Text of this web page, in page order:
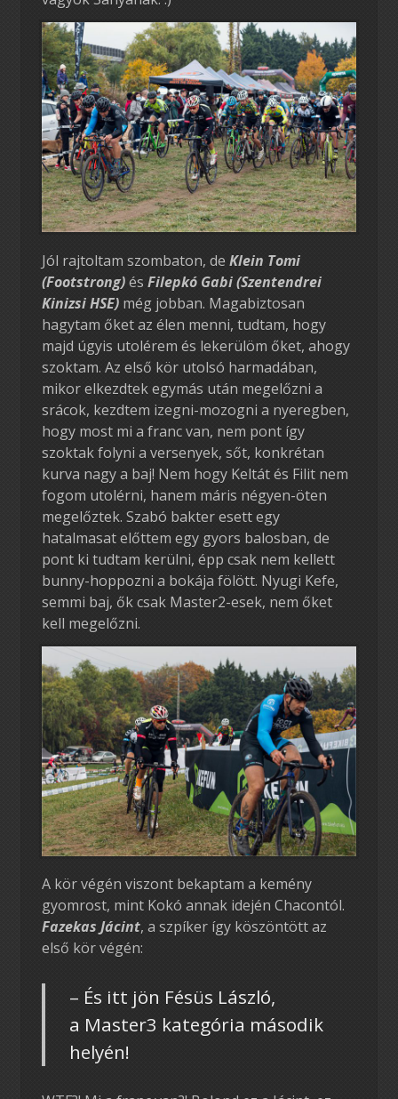
Jól rajtoltam szombaton, de Klein Tomi
(Footstrong)és Filepkó Gabi (Szentendrei
Kinizsi HSE)még jobban. Magabiztosan
hagytam őket az élen menni, tudtam, hogy
majd úgyis utolérem és lekerülöm őket, ahogy
szoktam. Az első kör utolsó harmadában,
mikor elkezdtek egymás után megelőzni a
srácok, kezdtem izegni-mozogni a nyeregben,
hogy most mi a franc van, nem pont így
szoktak folyni a versenyek, sőt, konkrétan
kurva nagy a baj! Nem hogy Keltát és Filit nem
fogom utolérni, hanem máris négyen-öten
megelőztek. Szabó bakter esett egy
hatalmasat előttem egy gyors balosban, de
pont ki tudtam kerülni, épp csak nem kellett
bunny-hoppozni a bokája fölött. Nyugi Kefe,
semmi baj, ők csak Master2-esek, nem őket
kell megelőzni.
A kör végén viszont bekaptam a kemény
gyomrost, mint Kokó annak idején Chacontól.
Fazekas Jácint, a szpíker így köszöntött az
első kör végén:
– És itt jön Fésüs László,
a Master3 kategória második
helyén!